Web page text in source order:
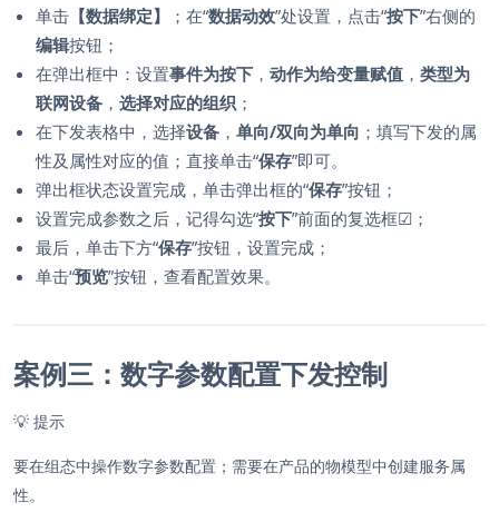
单击 【数据绑定】 ；在“数据动效”处设置，点击“按下”右侧的
编辑按钮；
在弹出框中：设置事件为按下 ， 动作为给变量赋值 ， 类型为
联网设备 ， 选择对应的组织 ；
在下发表格中，选择设备 ， 单向/双向为单向 ；填写下发的属
性及属性对应的值；直接单击“保存”即可。
弹出框状态设置完成，单击弹出框的“保存”按钮；
设置完成参数之后，记得勾选“按下”前面的复选框☑ ；
最后，单击下方“保存”按钮，设置完成；
单击“预览”按钮，查看配置效果。
案例三：数字参数配置下发控制
💡 提示
要在组态中操作数字参数配置；需要在产品的物模型中创建服务属
性。